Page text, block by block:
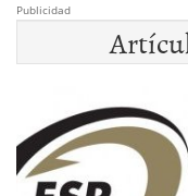
Publicidad